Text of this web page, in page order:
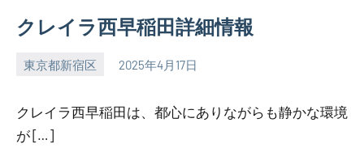
クレイラ西早稲田詳細情報
東京都新宿区 2025年4月17日
SEZIMO
クレイラ西早稲田は、都心にありながらも静かな環境
が […]